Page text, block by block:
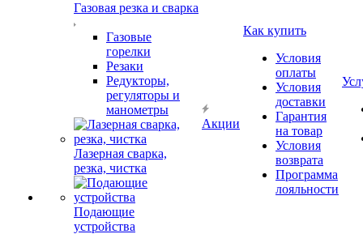
Газовая резка и сварка
Газовые
горелки
Резаки
Редукторы,
регуляторы и
манометры
Лазерная сварка,
резка, чистка
Подающие
устройства
Акции
Как купить
Условия
оплаты
Условия
доставки
Гарантия
на товар
Условия
возврата
Программа
лояльности